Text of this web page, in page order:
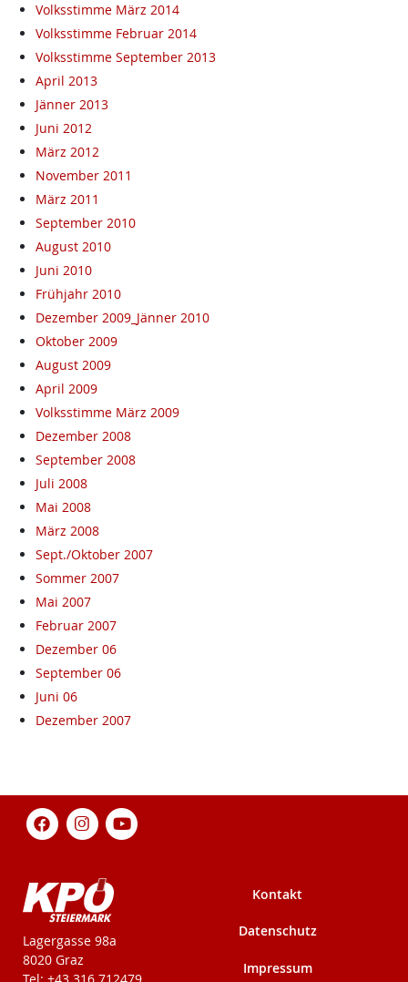
Volksstimme März 2014
Volksstimme Februar 2014
Volksstimme September 2013
April 2013
Jänner 2013
Juni 2012
März 2012
November 2011
März 2011
September 2010
August 2010
Juni 2010
Frühjahr 2010
Dezember 2009_Jänner 2010
Oktober 2009
August 2009
April 2009
Volksstimme März 2009
Dezember 2008
September 2008
Juli 2008
Mai 2008
März 2008
Sept./Oktober 2007
Sommer 2007
Mai 2007
Februar 2007
Dezember 06
September 06
Juni 06
Dezember 2007
KPÖ-Steiermark
Lagergasse 98a
8020 Graz
Kontakt
Datenschutz
Impressum